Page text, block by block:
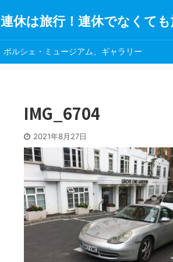
連休は旅行！連休でなくて
ポルシェ・ミュージアム、ギャラリー
IMG_6704
2021年8月27日